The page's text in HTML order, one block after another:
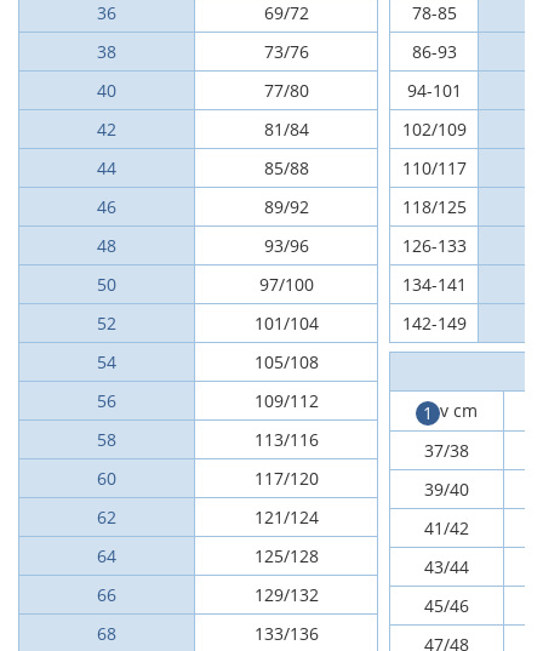
36
69/72
38
73/76
40
77/80
42
81/84
44
85/88
46
89/92
48
93/96
50
97/100
52
101/104
54
105/108
56
109/112
58
113/116
60
117/120
62
121/124
64
125/128
66
129/132
68
133/136
78-85
86-93
94-101
102/109
110/117
118/125
126-133
134-141
142-149
1 v cm
37/38
39/40
41/42
43/44
45/46
47/48